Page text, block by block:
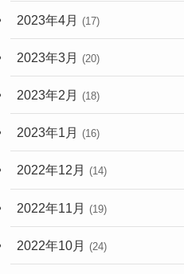
2023年4月 (17)
2023年3月 (20)
2023年2月 (18)
2023年1月 (16)
2022年12月 (14)
2022年11月 (19)
2022年10月 (24)